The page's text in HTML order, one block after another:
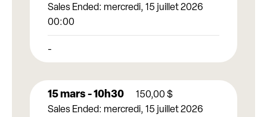
Sales Ended: mercredi, 15 juillet 2026
00:00
-
15 mars - 10h30 150,00$
Sales Ended: mercredi, 15 juillet 2026